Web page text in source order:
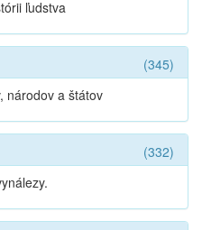
ľudstva
(345)
národov a štátov
(332)